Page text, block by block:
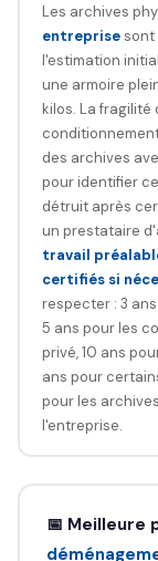
Les archives
entreprisesont
l'estimation
une armoire
kilos. La
des archives
pour identifier
détruit après
un prestataire
travail
certifiés si
respecter : 3
5 ans pour les
privé, 10 ans
ans pour
pour les
l'entreprise.
📅 Meilleure